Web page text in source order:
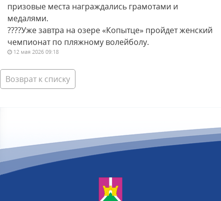
призовые места награждались грамотами и
медалями.
????Уже завтра на озере «Копытце» пройдет женский
чемпионат по пляжному волейболу.
12 мая 2026 09:18
Возврат к списку